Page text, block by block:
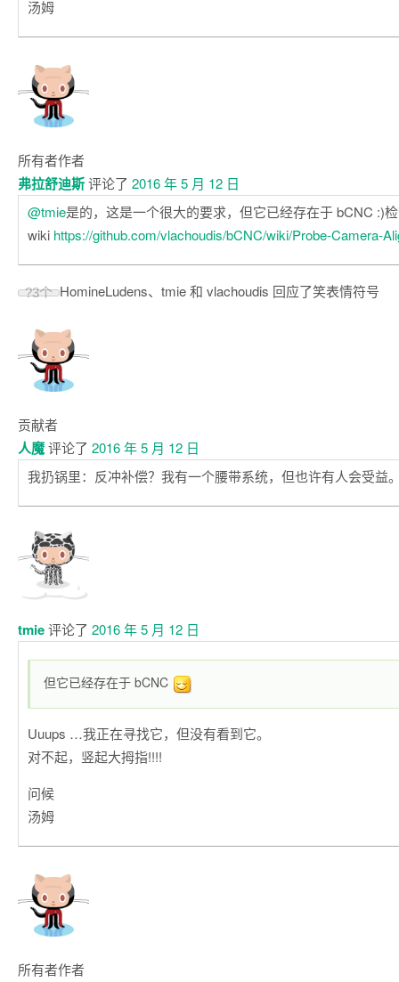
汤姆
所有者作者
弗拉舒迪斯评论了 2016 年 5 月 12 日
@tmie是的，这是一个很大的要求，但它已经存在于 bCNC :)
wiki https://github.com/vlachoudis/bCNC/wiki/Probe-Camera-
?3个 HomineLudens、tmie 和 vlachoudis 回应了笑表情符号
贡献者
人魔评论了 2016 年 5 月 12 日
我扔锅里：反冲补偿？我有一个腰带系统，但也许有人会受益
tmie评论了 2016 年 5 月 12 日
但它已经存在于 bCNC
Uuups …我正在寻找它，但没有看到它。
对不起，竖起大拇指!!!!
问候
汤姆
所有者作者